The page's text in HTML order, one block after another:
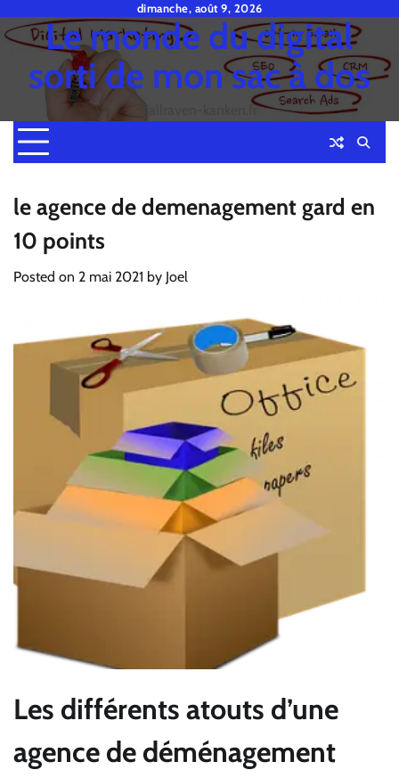
to
content
dimanche, août 9, 2026
Le monde du digital
sorti de mon sac à dos
fjallraven-kanken.fr
le agence de demenagement gard en
10 points
Posted on 2 mai 2021 by Joel
Les différents atouts d’une
agence de déménagement